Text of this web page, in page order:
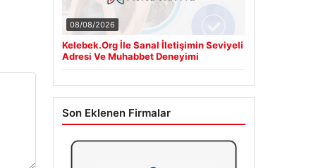
08/08/2026
Kelebek.Org İle Sanal İletişimin Seviyeli
Adresi Ve Muhabbet Deneyimi
Son Eklenen Firmalar